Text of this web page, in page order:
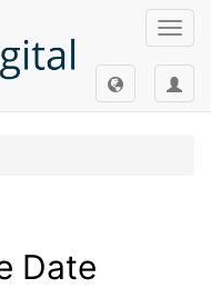
Date